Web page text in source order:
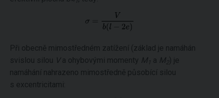
Při obecně mimostředném zatížení (základ je namáhán
svislou silou Va ohybovými momenty M 1 a M ) je
namáhání nahrazeno mimostředně působící silou
s excentricitami: